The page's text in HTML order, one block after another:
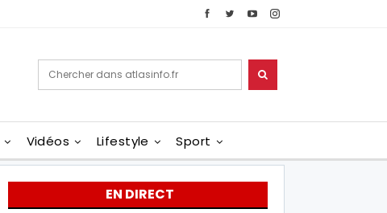
Vidéos Lifestyle Sport
EN DIRECT